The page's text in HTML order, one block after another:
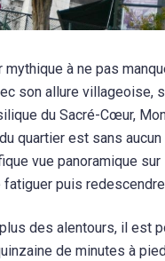
mythique à ne pas
son allure
du Sacré-Cœur,
quartier est sans
vue panoramique
puis
des alentours, il est
de minutes à